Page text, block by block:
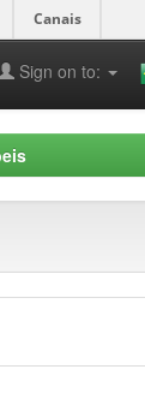
Canais
Sign on to: